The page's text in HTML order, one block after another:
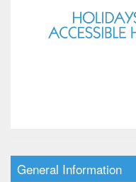
General Information